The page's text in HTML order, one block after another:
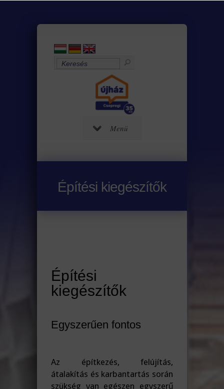
Menü
Építési kiegészítők
Építési
kiegészítők
Egyszerűen fontos
Az építkezés, felújítás,
átalakítás és karbantartás során
szükség van egészen egyszerű